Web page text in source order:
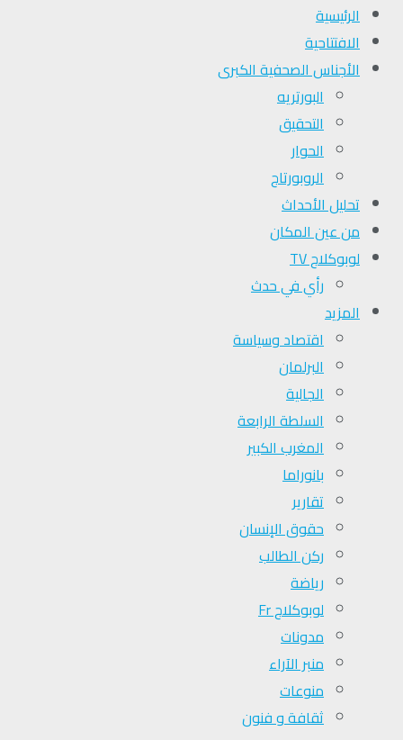
الرئيسية
الافتتاحية
الأجناس الصحفية الكبرى
البورتريه
التحقیق
الحوار
الروبورتاج
تحلیل الأحداث
من عين المكان
لوبوكلاج TV
رأي في حدث
المزيد
اقتصاد وسياسة
البرلمان
الجالية
السلطة الرابعة
المغرب الكبير
بانوراما
تقارير
حقوق الإنسان
ركن الطالب
رياضة
لوبوكلاج Fr
مدونات
منبر الآراء
منوعات
ثقافة و فنون